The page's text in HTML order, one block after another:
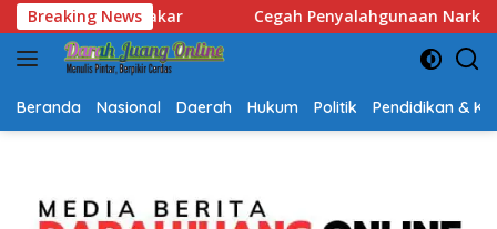
Langsung
ke
konten
Breaking News
Narkoba, Polsek Banjarbaru Utara Laksanakan Tes
Beranda Nasional Daerah Hukum Politik Pendidikan &